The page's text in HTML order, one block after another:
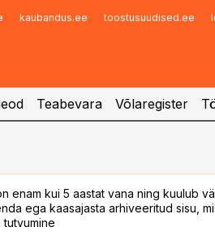
kaubandus.ee toostusuudised.ee
Teabevara Võlaregister
enam kui 5 aastat vana ning kuulub
ega kaasajasta arhiveeritud sisu,